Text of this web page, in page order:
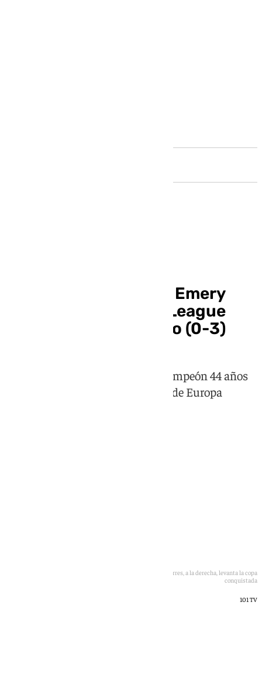
El Aston Villa de Unai Emery
conquista la Europa League
tras golear al Friburgo (0-3)
El cuadro inglés ha vuelto a ser campeón 44 años
después de golear en la gran final de Europa
El Aston Villa de Unai Emery, a la izquierda, y Pau Torres, a la derecha, levanta la copa
conquistada
101 TV